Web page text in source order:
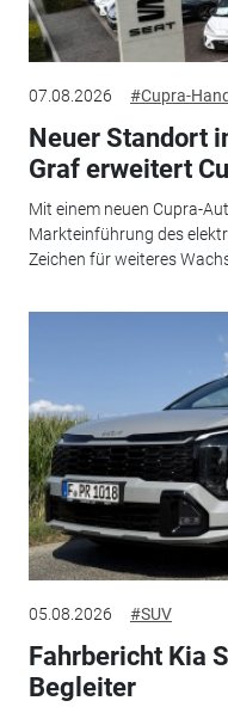
07.08.2026 #Cupra-
Neuer Standort
Graf erweitert
Mit einem neuen Cupra-
Markteinführung des
Zeichen für weiteres
05.08.2026 #SUV
Fahrbericht Kia
Begleiter